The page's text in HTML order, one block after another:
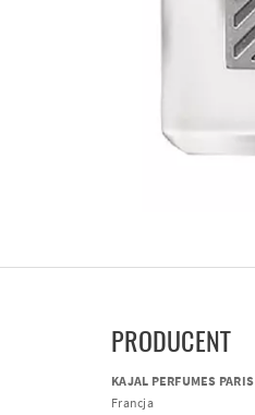
PRODUCENT
KAJAL PERFUMES PARIS
Francja